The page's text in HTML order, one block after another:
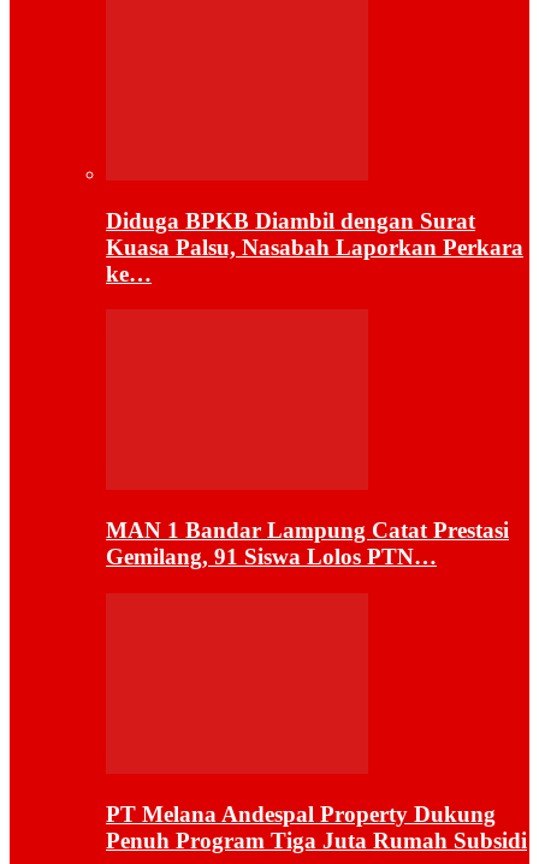
Diduga BPKB Diambil dengan Surat
Kuasa Palsu, Nasabah Laporkan Perkara
ke…
MAN 1 Bandar Lampung Catat Prestasi
Gemilang, 91 Siswa Lolos PTN…
PT Melana Andespal Property Dukung
Penuh Program Tiga Juta Rumah Subsidi